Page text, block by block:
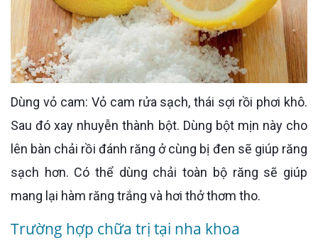
Dùng vỏ cam: Vỏ cam rửa sạch, thái sợi rồi phơi khô.
Sau đó xay nhuyễn thành bột. Dùng bột mịn này cho
lên bàn chải rồi đánh răng ở cùng bị đen sẽ giúp răng
sạch hơn. Có thể dùng chải toàn bộ răng sẽ giúp
mang lại hàm răng trắng và hơi thở thơm tho.
Trường hợp chữa trị tại nha khoa